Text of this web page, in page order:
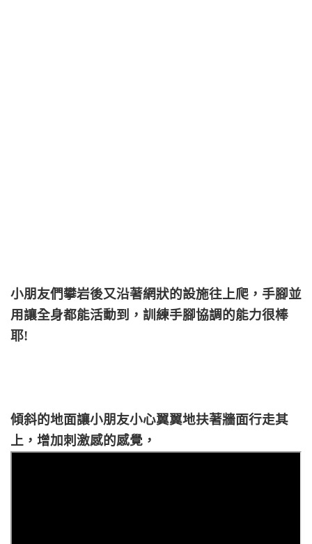
小朋友們攀岩後又沿著網狀的設施往上爬，手腳並
用讓全身都能活動到，訓練手腳協調的能力很棒
耶!
傾斜的地面讓小朋友小心翼翼地扶著牆面行走其
上，增加刺激感的感覺，